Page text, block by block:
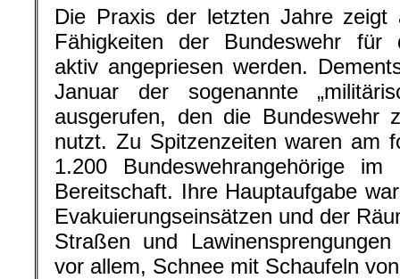
Die Praxis der letzten Jahre zeigt
Fähigkeiten der Bundeswehr für
aktiv angepriesen werden.
Januar der sogenannte
ausgerufen, den die Bundeswehr
nutzt. Zu Spitzenzeiten waren am
1.200 Bundeswehrangehörige
Bereitschaft. Ihre Hauptaufgabe
Evakuierungseinsätzen und der
Straßen und
vor allem, Schnee mit Schaufeln